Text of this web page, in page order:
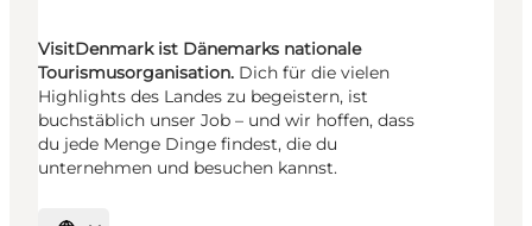
VisitDenmark ist Dänemarks nationale
Tourismusorganisation. Dich für die vielen
Highlights des Landes zu begeistern, ist
buchstäblich unser Job – und wir hoffen, dass
du jede Menge Dinge findest, die du
unternehmen und besuchen kannst.